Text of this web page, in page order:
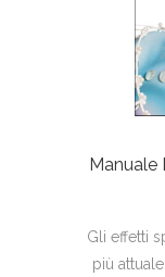
Manuale
Gli effetti
più